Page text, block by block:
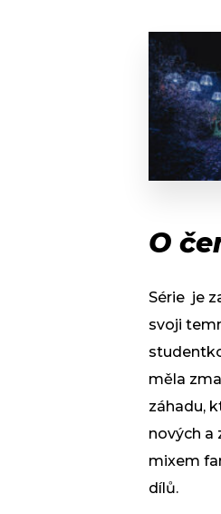
O
Série je
svoji
měla
záhadu,
nových a
mixem
dílů.